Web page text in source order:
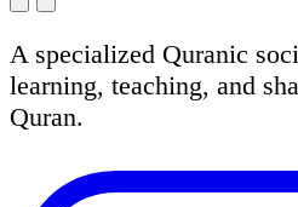
A specialized Quranic
learning, teaching, and
Quran.